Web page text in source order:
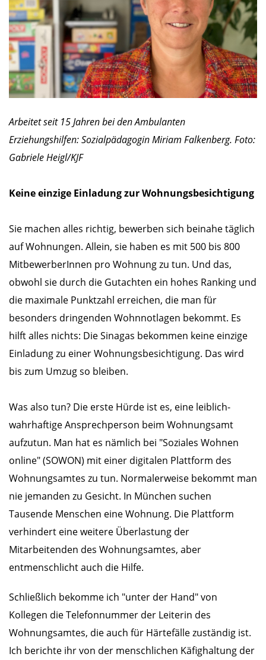
Arbeitet seit 15 Jahren bei den Ambulanten
Erziehungshilfen: Sozialpädagogin Miriam Falkenberg. Foto:
Gabriele Heigl/KJF
Keine einzige Einladung zur Wohnungsbesichtigung
Sie machen alles richtig, bewerben sich beinahe täglich
auf Wohnungen. Allein, sie haben es mit 500 bis 800
MitbewerberInnen pro Wohnung zu tun. Und das,
obwohl sie durch die Gutachten ein hohes Ranking und
die maximale Punktzahl erreichen, die man für
besonders dringenden Wohnnotlagen bekommt. Es
hilft alles nichts: Die Sinagas bekommen keine einzige
Einladung zu einer Wohnungsbesichtigung. Das wird
bis zum Umzug so bleiben.
Was also tun? Die erste Hürde ist es, eine leiblich-
wahrhaftige Ansprechperson beim Wohnungsamt
aufzutun. Man hat es nämlich bei "Soziales Wohnen
online" (SOWON) mit einer digitalen Plattform des
Wohnungsamtes zu tun. Normalerweise bekommt man
nie jemanden zu Gesicht. In München suchen
Tausende Menschen eine Wohnung. Die Plattform
verhindert eine weitere Überlastung der
Mitarbeitenden des Wohnungsamtes, aber
entmenschlicht auch die Hilfe.
Schließlich bekomme ich "unter der Hand" von
Kollegen die Telefonnummer der Leiterin des
Wohnungsamtes, die auch für Härtefälle zuständig ist.
Ich berichte ihr von der menschlichen Käfighaltung der